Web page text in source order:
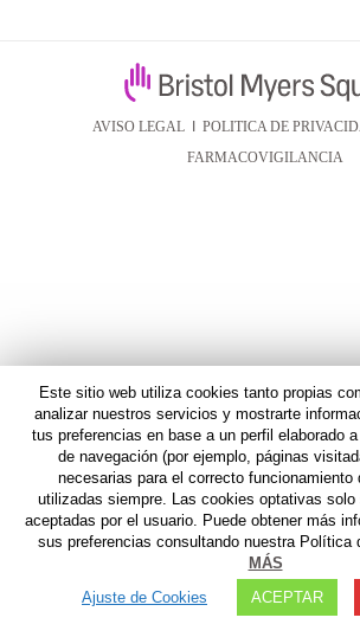
AVISO LEGAL POLITICA DE
FARMACOVIGILANCIA
Este sitio web utiliza cookies tanto propias
analizar nuestros servicios y mostrarte
tus preferencias en base a un perfil elaborado
de navegación (por ejemplo, páginas
necesarias para el correcto funcionamiento
utilizadas siempre. Las cookies optativas
aceptadas por el usuario. Puede obtener más
sus preferencias consultando nuestra Política
MÁS
Ajuste de Cookies
ACEPTAR